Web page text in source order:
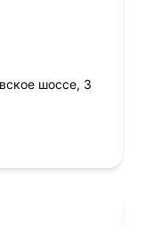
шоссе, 3